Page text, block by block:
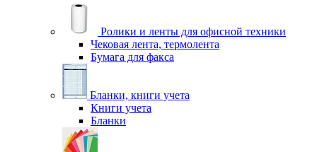
Ролики и ленты для офисной техники
Чековая лента, термолента
Бумага для факса
Бланки, книги учета
Книги учета
Бланки